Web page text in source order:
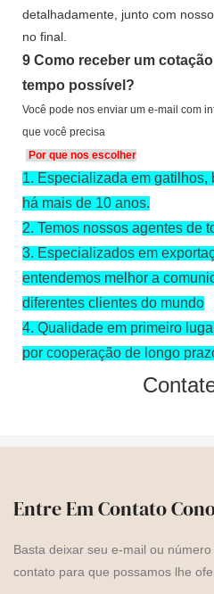
detalhadamente, junto com
no final.
9 Como receber um
tempo possível?
Você pode nos enviar um e-mail com
que você precisa
Por que nos escolher
1. Especializada em
há mais de 10 anos.
2. Temos nossos agentes de
3. Especializados em
entendemos melhor a
diferentes clientes do mundo
4. Qualidade em primeiro
por cooperação de longo
Entre Em Contato
Basta deixar seu e-mail ou
contato para que possamos lhe